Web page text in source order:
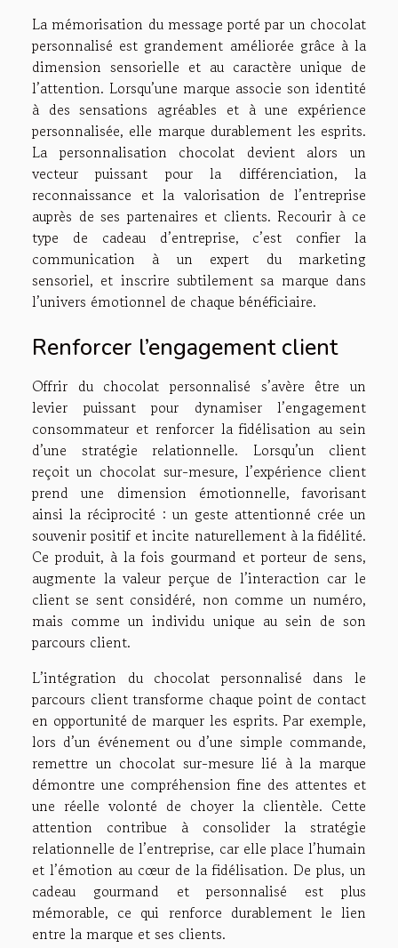
La mémorisation du message porté par un chocolat
personnalisé est grandement améliorée grâce à la
dimension sensorielle et au caractère unique de
l’attention. Lorsqu’une marque associe son identité
à des sensations agréables et à une expérience
personnalisée, elle marque durablement les esprits.
La personnalisation chocolat devient alors un
vecteur puissant pour la différenciation, la
reconnaissance et la valorisation de l’entreprise
auprès de ses partenaires et clients. Recourir à ce
type de cadeau d’entreprise, c’est confier la
communication à un expert du marketing
sensoriel, et inscrire subtilement sa marque dans
l’univers émotionnel de chaque bénéficiaire.
Renforcer l’engagement client
Offrir du chocolat personnalisé s’avère être un
levier puissant pour dynamiser l’engagement
consommateur et renforcer la fidélisation au sein
d’une stratégie relationnelle. Lorsqu’un client
reçoit un chocolat sur-mesure, l’expérience client
prend une dimension émotionnelle, favorisant
ainsi la réciprocité : un geste attentionné crée un
souvenir positif et incite naturellement à la fidélité.
Ce produit, à la fois gourmand et porteur de sens,
augmente la valeur perçue de l’interaction car le
client se sent considéré, non comme un numéro,
mais comme un individu unique au sein de son
parcours client.
L’intégration du chocolat personnalisé dans le
parcours client transforme chaque point de contact
en opportunité de marquer les esprits. Par exemple,
lors d’un événement ou d’une simple commande,
remettre un chocolat sur-mesure lié à la marque
démontre une compréhension fine des attentes et
une réelle volonté de choyer la clientèle. Cette
attention contribue à consolider la stratégie
relationnelle de l’entreprise, car elle place l’humain
et l’émotion au cœur de la fidélisation. De plus, un
cadeau gourmand et personnalisé est plus
mémorable, ce qui renforce durablement le lien
entre la marque et ses clients.